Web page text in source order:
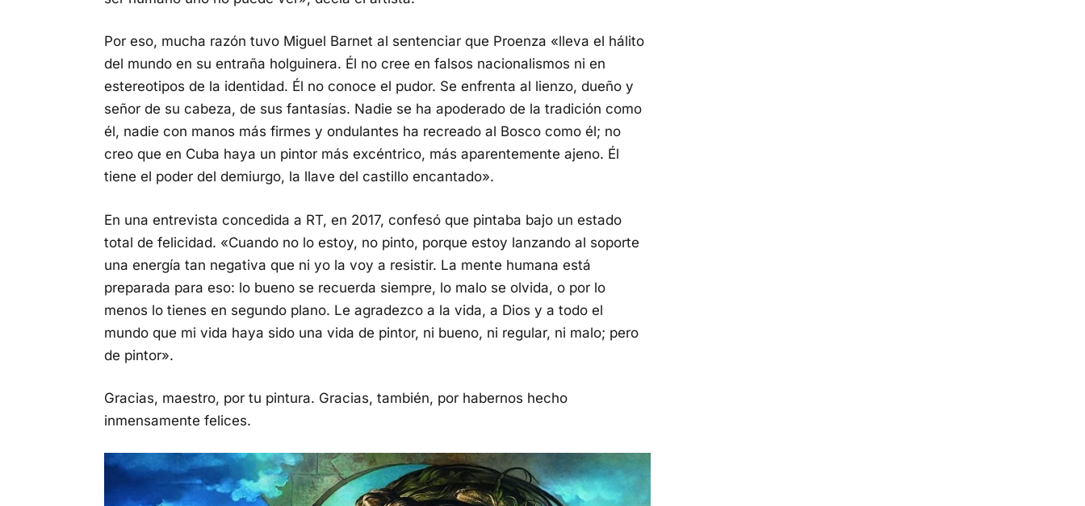
Por eso, mucha razón tuvo Miguel Barnet al sentenciar que Proenza «lleva el hálito
del mundo en su entraña holguinera. Él no cree en falsos nacionalismos ni en
estereotipos de la identidad. Él no conoce el pudor. Se enfrenta al lienzo, dueño y
señor de su cabeza, de sus fantasías. Nadie se ha apoderado de la tradición como
él, nadie con manos más firmes y ondulantes ha recreado al Bosco como él; no
creo que en Cuba haya un pintor más excéntrico, más aparentemente ajeno. Él
tiene el poder del demiurgo, la llave del castillo encantado».
En una entrevista concedida a RT, en 2017, confesó que pintaba bajo un estado
total de felicidad. «Cuando no lo estoy, no pinto, porque estoy lanzando al soporte
una energía tan negativa que ni yo la voy a resistir. La mente humana está
preparada para eso: lo bueno se recuerda siempre, lo malo se olvida, o por lo
menos lo tienes en segundo plano. Le agradezco a la vida, a Dios y a todo el
mundo que mi vida haya sido una vida de pintor, ni bueno, ni regular, ni malo; pero
de pintor».
Gracias, maestro, por tu pintura. Gracias, también, por habernos hecho
inmensamente felices.